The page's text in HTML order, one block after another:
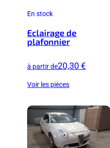
En stock
Eclairage de
plafonnier
à partir de20,30 €
Voir les pièces